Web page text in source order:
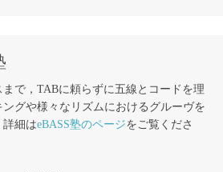
で，TABに頼らずに五線とコードを理
グや様々なリズムにおけるグルーヴを
詳細はeBASS塾のページをご覧くださ